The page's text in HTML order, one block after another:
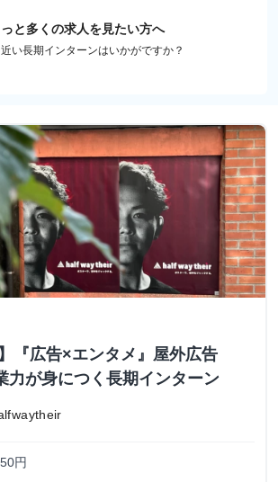
っと多くの求人を見たい方へ
い長期インターンはいかがですか？
『広告×エンタメ』屋外広告
力が身につく長期インターン
円